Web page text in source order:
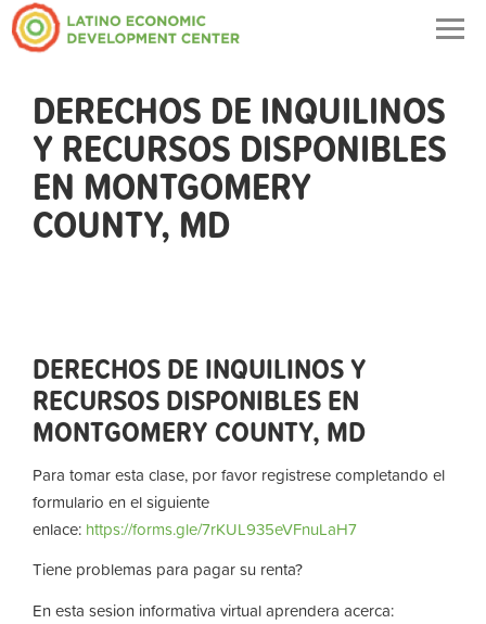
DERECHOS DE INQUILINOS
Y RECURSOS DISPONIBLES
EN MONTGOMERY
COUNTY, MD
DERECHOS DE INQUILINOS Y
RECURSOS DISPONIBLES EN
MONTGOMERY COUNTY, MD
Para tomar esta clase, por favor registrese completando el
formulario en el siguiente
enlace: https://forms.gle/7rKUL935eVFnuLaH7
Tiene problemas para pagar su renta?
En esta sesion informativa virtual aprendera acerca: